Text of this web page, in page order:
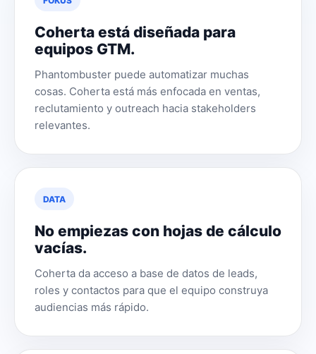
Coherta está diseñada para
equipos GTM.
Phantombuster puede automatizar muchas
cosas. Coherta está más enfocada en ventas,
reclutamiento y outreach hacia stakeholders
relevantes.
DATA
No empiezas con hojas de cálculo
vacías.
Coherta da acceso a base de datos de leads,
roles y contactos para que el equipo construya
audiencias más rápido.